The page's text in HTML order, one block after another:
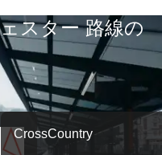
スター 路線の
CrossCountry